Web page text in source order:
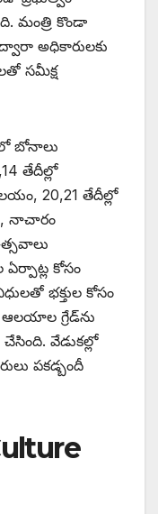
మంత్రి కొండా
అధికారులకు
సమీక్ష
బోనాలు
తేదీల్లో
20,21 తేదీల్లో
నాచారం
ఏర్పాట్ల కోసం
భక్తుల కోసం
గ్రేడ్‌ను
వేడుకల్లో
పకడ్బందీ